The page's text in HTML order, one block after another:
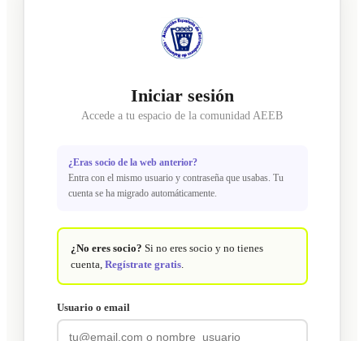
Iniciar sesión
Accede a tu espacio de la comunidad AEEB
¿Eras socio de la web anterior?
Entra con el mismo usuario y contraseña que usabas. Tu
cuenta se ha migrado automáticamente.
¿No eres socio? Si no eres socio y no tienes
cuenta, Regístrate gratis
Usuario o email